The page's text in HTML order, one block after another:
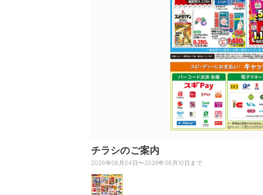
チラシのご案内
2026年08月04日〜2026年08月10日まで